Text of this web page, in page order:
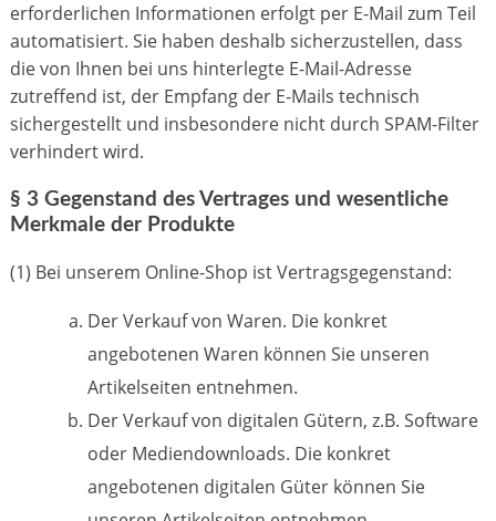
erforderlichen Informationen erfolgt per E-Mail zum Teil
automatisiert. Sie haben deshalb sicherzustellen, dass
die von Ihnen bei uns hinterlegte E-Mail-Adresse
zutreffend ist, der Empfang der E-Mails technisch
sichergestellt und insbesondere nicht durch SPAM-Filter
verhindert wird.
§ 3 Gegenstand des Vertrages und wesentliche
Merkmale der Produkte
(1) Bei unserem Online-Shop ist Vertragsgegenstand:
Der Verkauf von Waren. Die konkret
angebotenen Waren können Sie unseren
Artikelseiten entnehmen.
Der Verkauf von digitalen Gütern, z.B. Software
oder Mediendownloads. Die konkret
angebotenen digitalen Güter können Sie